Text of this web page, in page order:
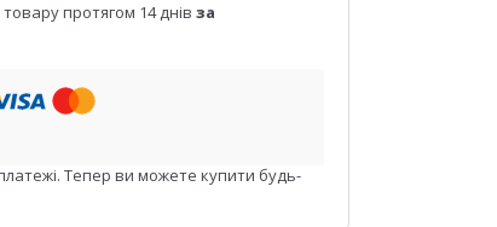
протягом 14 днів за
Тепер ви можете купити будь-